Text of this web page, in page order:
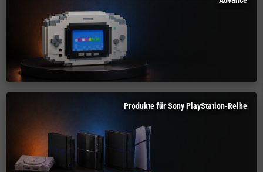
Produkte für Sony PlayStation-Reihe